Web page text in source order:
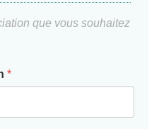
que vous souhaitez
*